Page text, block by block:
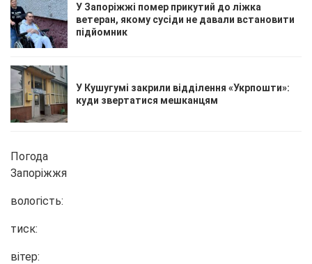
У Запоріжжі помер прикутий до ліжка
ветеран, якому сусіди не давали встановити
підйомник
У Кушугумі закрили відділення «Укрпошти»:
куди звертатися мешканцям
Погода
Запоріжжя
вологість:
тиск:
вітер: